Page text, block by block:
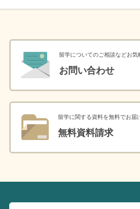
留学についてのご相談などお気
お問い合わせ
留学に関する資料を無料でお届
無料資料請求